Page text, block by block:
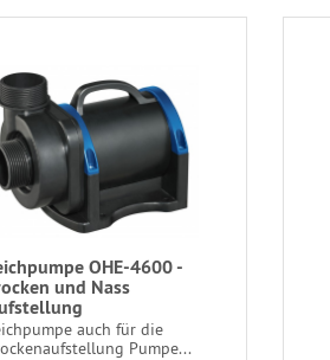
OHE-4600 -
und Nass
auch für die
Pumpe...